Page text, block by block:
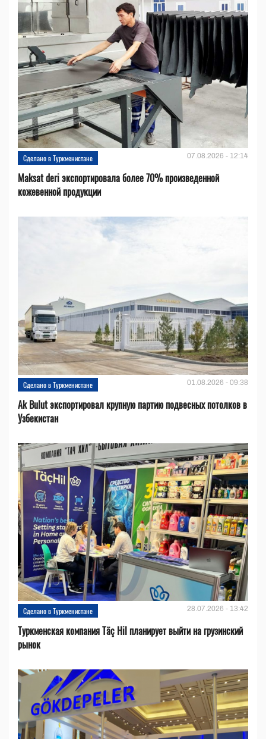
Сделано в Туркменистане 07.08.2026 - 12:14
Maksat deri экспортировала более 70% произведенной
кожевенной продукции
Сделано в Туркменистане 01.08.2026 - 09:38
Ak Bulut экспортировал крупную партию подвесных потолков в
Узбекистан
Сделано в Туркменистане 28.07.2026 - 13:42
Туркменская компания Täç Hil планирует выйти на грузинский
рынок